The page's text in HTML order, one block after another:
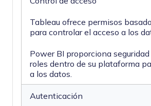
Tableau ofrece permisos
para controlar el acceso a los
Power BI proporciona
roles dentro de su plataforma
a los datos.
Autenticación